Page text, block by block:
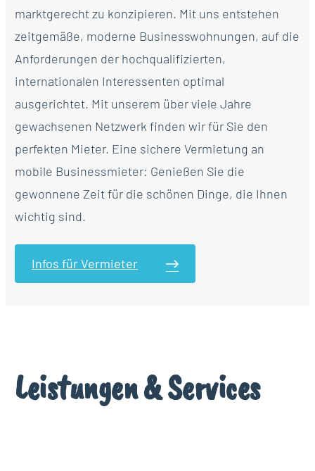
marktgerecht zu konzipieren. Mit uns entstehen
zeitgemäße, moderne Businesswohnungen, auf die
Anforderungen der hochqualifizierten,
internationalen Interessenten optimal
ausgerichtet. Mit unserem über viele Jahre
gewachsenen Netzwerk finden wir für Sie den
perfekten Mieter. Eine sichere Vermietung an
mobile Businessmieter: Genießen Sie die
gewonnene Zeit für die schönen Dinge, die Ihnen
wichtig sind.
Infos für Vermieter
Leistungen & Services